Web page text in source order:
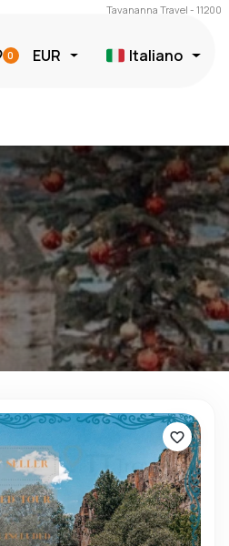
Tavananna Travel - 11200
0 EUR Italiano